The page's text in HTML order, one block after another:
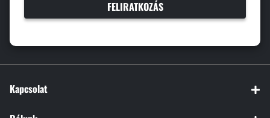
FELIRATKOZÁS
Kapcsolat